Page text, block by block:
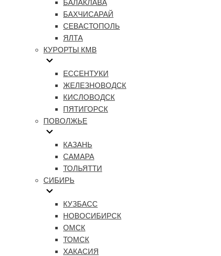
БАЛАКЛАВА
БАХЧИСАРАЙ
СЕВАСТОПОЛЬ
ЯЛТА
КУРОРТЫ КМВ
ЕССЕНТУКИ
ЖЕЛЕЗНОВОДСК
КИСЛОВОДСК
ПЯТИГОРСК
ПОВОЛЖЬЕ
КАЗАНЬ
САМАРА
ТОЛЬЯТТИ
СИБИРЬ
КУЗБАСС
НОВОСИБИРСК
ОМСК
ТОМСК
ХАКАСИЯ